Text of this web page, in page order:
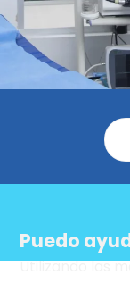
Puedo
Utilizando las